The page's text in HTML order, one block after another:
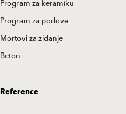
Program za keramiku
Program za podove
Mortovi za zidanje
Beton
Reference